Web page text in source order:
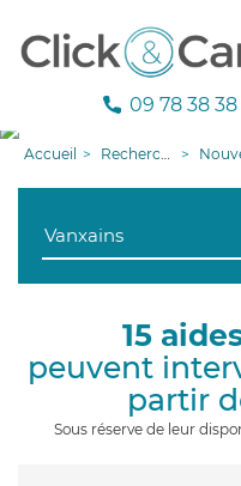
09 78 38 38
Accueil Recherche aide à domicile Nouvelle-
15
peuvent
partir
Sous réserve de leur